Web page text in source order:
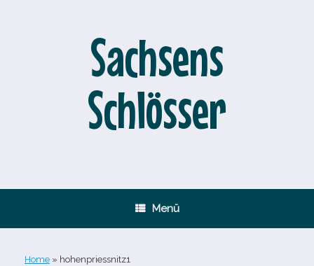
Sachsens
Schlösser
Menü
Home » hohenpriessnitz1